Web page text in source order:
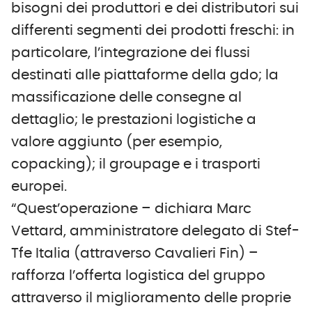
bisogni dei produttori e dei distributori sui
differenti segmenti dei prodotti freschi: in
particolare, l’integrazione dei flussi
destinati alle piattaforme della gdo; la
massificazione delle consegne al
dettaglio; le prestazioni logistiche a
valore aggiunto (per esempio,
copacking); il groupage e i trasporti
europei.
“Quest’operazione – dichiara Marc
Vettard, amministratore delegato di Stef-
Tfe Italia (attraverso Cavalieri Fin) –
rafforza l’offerta logistica del gruppo
attraverso il miglioramento delle proprie